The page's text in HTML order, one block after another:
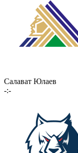
Салават Юлаев
-:-